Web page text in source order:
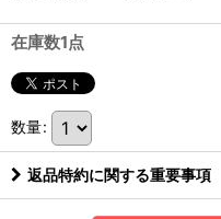
在庫数1点
数量:
返品特約に関する重要事項